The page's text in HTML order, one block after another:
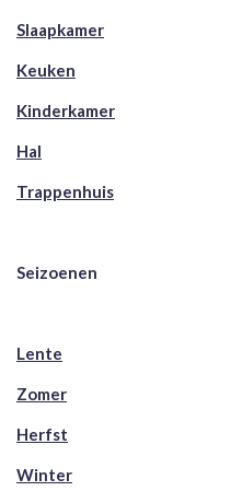
Slaapkamer
Keuken
Kinderkamer
Hal
Trappenhuis
Seizoenen
Lente
Zomer
Herfst
Winter